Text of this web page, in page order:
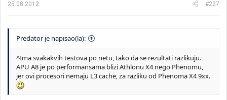
25.08.2012. #227
Predator je napisao(la):
^Ima svakakvih testova po netu, tako da se rezultati razlikuju.
APU A8 je po performansama blizi Athlonu X4 nego Phenomu,
jer ovi procesori nemaju L3 cache, za razliku od Phenoma X4 9xx.